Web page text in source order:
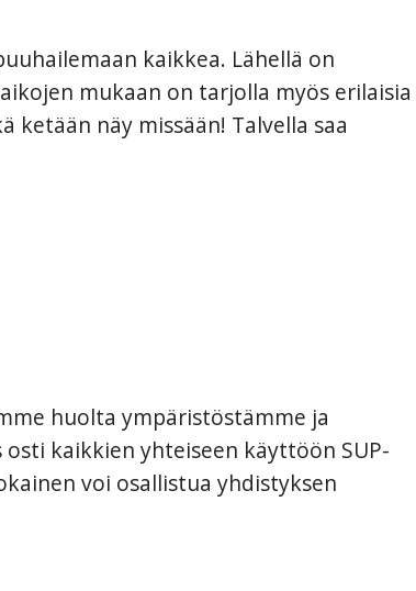
kaikkea. Lähellä on
mukaan on tarjolla myös erilaisia
ketään näy missään! Talvella saa
huolta ympäristöstämme ja
kaikkien yhteiseen käyttöön SUP-
voi osallistua yhdistyksen